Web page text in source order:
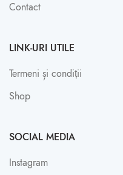
Contact
LINK-URI UTILE
Termeni și condiții
Shop
SOCIAL MEDIA
Instagram